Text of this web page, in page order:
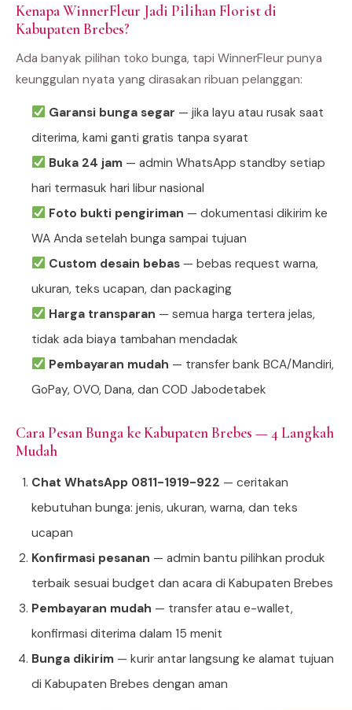
Kenapa WinnerFleur Jadi Pilihan Florist di
Kabupaten Brebes?
Ada banyak pilihan toko bunga, tapi WinnerFleur punya
keunggulan nyata yang dirasakan ribuan pelanggan:
Garansi bunga segar — jika layu atau rusak saat
diterima, kami ganti gratis tanpa syarat
Buka 24 jam— admin WhatsApp standby setiap
hari termasuk hari libur nasional
Foto bukti pengiriman — dokumentasi dikirim ke
WA Anda setelah bunga sampai tujuan
Custom desain bebas— bebas request warna,
ukuran, teks ucapan, dan packaging
Harga transparan — semua harga tertera jelas,
tidak ada biaya tambahan mendadak
Pembayaran mudah — transfer bank BCA/Mandiri,
GoPay, OVO, Dana, dan COD Jabodetabek
Cara Pesan Bunga ke Kabupaten Brebes — 4 Langkah
Mudah
Chat WhatsApp 0811-1919-922 — ceritakan
kebutuhan bunga: jenis, ukuran, warna, dan teks
ucapan
Konfirmasi pesanan — admin bantu pilihkan produk
terbaik sesuai budget dan acara di Kabupaten Brebes
Pembayaran mudah — transfer atau e-wallet,
konfirmasi diterima dalam 15 menit
Bunga dikirim — kurir antar langsung ke alamat tujuan
di Kabupaten Brebes dengan aman